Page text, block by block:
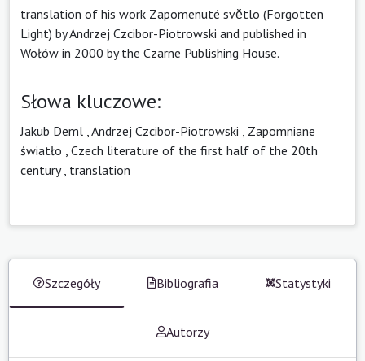
translation of his work Zapomenuté svĕtlo (Forgotten
Light) by Andrzej Czcibor-Piotrowski and published in
Wołów in 2000 by the Czarne Publishing House.
Słowa kluczowe:
Jakub Deml Andrzej Czcibor-Piotrowski
Zapomniane
światło Czech literature of the first half of the 20th
century, translation
Szczegóły Bibliografia Statystyki
Autorzy